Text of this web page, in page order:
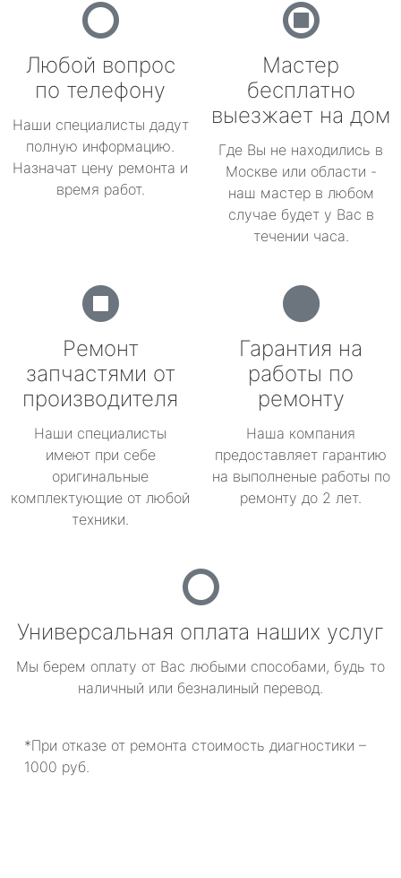
Любой вопрос
по телефону
Наши специалисты дадут
полную информацию.
Назначат цену ремонта и
время работ.
Мастер
бесплатно
выезжает на дом
Где Вы не находились в
Москве или области -
наш мастер в любом
случае будет у Вас в
течении часа.
Ремонт
запчастями от
производителя
Наши специалисты
имеют при себе
оригинальные
комплектующие от любой
техники.
Гарантия на
работы по
ремонту
Наша компания
предоставляет гарантию
на выполненые работы по
ремонту до 2 лет.
Универсальная оплата наших услуг
Мы берем оплату от Вас любыми способами, будь то
наличный или безналиный перевод.
*При отказе от ремонта стоимость диагностики –
1000 руб.